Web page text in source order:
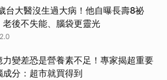
台大醫沒生過大病！他自曝長壽8祕
老後不失能、腦袋更靈光
力變差恐是營養素不足！專家揭超重要
成分：超市就買得到